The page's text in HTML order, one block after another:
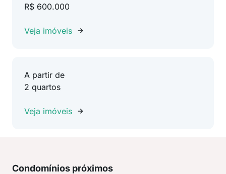
R$ 600.000
Veja imóveis
A partir de
2 quartos
Veja imóveis
Condomínios próximos